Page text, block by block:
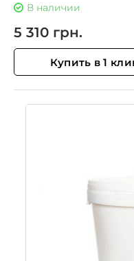
В наличии
5 310 грн.
Купить в 1